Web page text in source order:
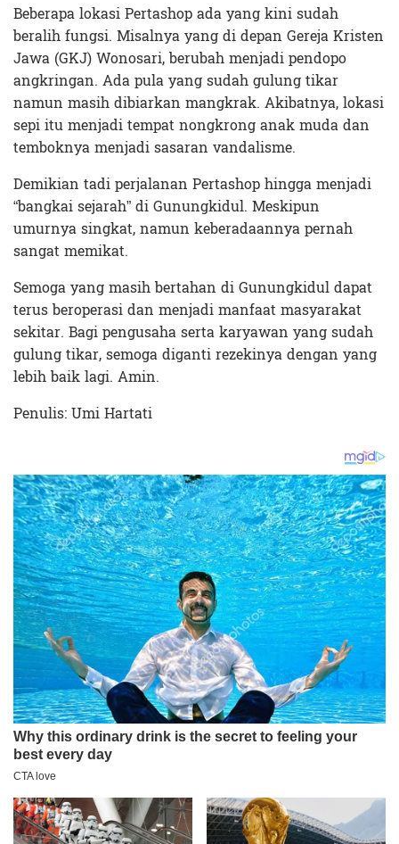
Beberapa lokasi Pertashop ada yang kini sudah
beralih fungsi. Misalnya yang di depan Gereja Kristen
Jawa (GKJ) Wonosari, berubah menjadi pendopo
angkringan. Ada pula yang sudah gulung tikar
namun masih dibiarkan mangkrak. Akibatnya, lokasi
sepi itu menjadi tempat nongkrong anak muda dan
temboknya menjadi sasaran vandalisme.
Demikian tadi perjalanan Pertashop hingga menjadi
“bangkai sejarah” di Gunungkidul. Meskipun
umurnya singkat, namun keberadaannya pernah
sangat memikat.
Semoga yang masih bertahan di Gunungkidul dapat
terus beroperasi dan menjadi manfaat masyarakat
sekitar. Bagi pengusaha serta karyawan yang sudah
gulung tikar, semoga diganti rezekinya dengan yang
lebih baik lagi. Amin.
Penulis: Umi Hartati